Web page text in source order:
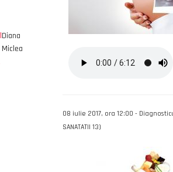
Diana
Miclea
08 iulie 2017, ora 12:00 -
SANATATII 13)